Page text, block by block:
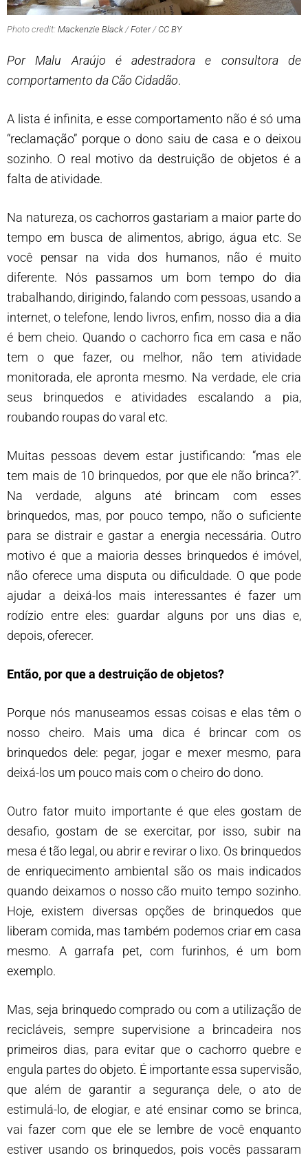
Photo credit: Mackenzie Black /Foter/CC BY
Por Malu Araújo é adestradora e consultora de
comportamento da Cão Cidadão.
A lista é infinita, e esse comportamento não é só uma
“reclamação” porque o dono saiu de casa e o deixou
sozinho. O real motivo da destruição de objetos é a
falta de atividade.
Na natureza, os cachorros gastariam a maior parte do
tempo em busca de alimentos, abrigo, água etc. Se
você pensar na vida dos humanos, não é muito
diferente. Nós passamos um bom tempo do dia
trabalhando, dirigindo, falando com pessoas, usando a
internet, o telefone, lendo livros, enfim, nosso dia a dia
é bem cheio. Quando o cachorro fica em casa e não
tem o que fazer, ou melhor, não tem atividade
monitorada, ele apronta mesmo. Na verdade, ele cria
seus brinquedos e atividades escalando a pia,
roubando roupas do varal etc.
Muitas pessoas devem estar justificando: “mas ele
tem mais de 10 brinquedos, por que ele não brinca?”.
Na verdade, alguns até brincam com esses
brinquedos, mas, por pouco tempo, não o suficiente
para se distrair e gastar a energia necessária. Outro
motivo é que a maioria desses brinquedos é imóvel,
não oferece uma disputa ou dificuldade. O que pode
ajudar a deixá-los mais interessantes é fazer um
rodízio entre eles: guardar alguns por uns dias e,
depois, oferecer.
Então, por que a destruição de objetos?
Porque nós manuseamos essas coisas e elas têm o
nosso cheiro. Mais uma dica é brincar com os
brinquedos dele: pegar, jogar e mexer mesmo, para
deixá-los um pouco mais com o cheiro do dono.
Outro fator muito importante é que eles gostam de
desafio, gostam de se exercitar, por isso, subir na
mesa é tão legal, ou abrir e revirar o lixo. Os brinquedos
de enriquecimento ambiental são os mais indicados
quando deixamos o nosso cão muito tempo sozinho.
Hoje, existem diversas opções de brinquedos que
liberam comida, mas também podemos criar em casa
mesmo. A garrafa pet, com furinhos, é um bom
exemplo.
Mas, seja brinquedo comprado ou com a utilização de
recicláveis, sempre supervisione a brincadeira nos
primeiros dias, para evitar que o cachorro quebre e
engula partes do objeto. É importante essa supervisão,
que além de garantir a segurança dele, o ato de
estimulá-lo, de elogiar, e até ensinar como se brinca,
vai fazer com que ele se lembre de você enquanto
estiver usando os brinquedos, pois vocês passaram